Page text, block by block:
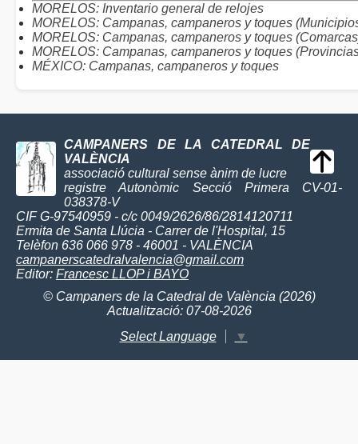
MORELOS: Inventario general de relojes
MORELOS: Campanas, campaneros y toques
MORELOS: Campanas, campaneros y toques
MORELOS: Campanas, campaneros y toques
MÉXICO: Campanas, campaneros y toques
CAMPANERS DE LA CATEDRAL DE
VALÈNCIA
associació cultural sense ànim de lucre
registre Autonòmic Secció Primera CV-01-
038378-V
CIF G-97540959 - c/c 0049/2626/86/2814120711
Ermita de Santa Llúcia - Carrer de l'Hospital, 15
Telèfon 636 066 978 - 46001 - VALÈNCIA
campanerscatedralvalencia@gmail.com
Editor: Francesc LLOP i BAYO
© Campaners de la Catedral de València (2026)
Actualització: 07-08-2026
Select Language
▼